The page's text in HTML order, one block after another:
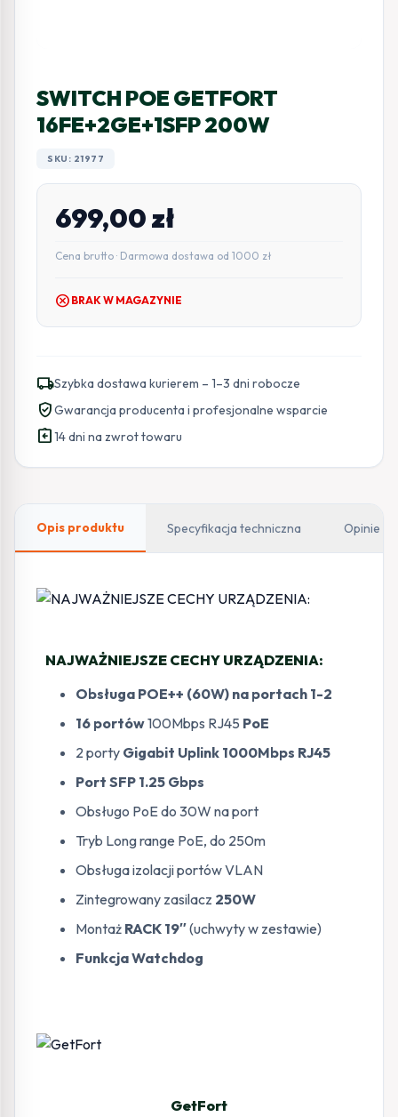
SWITCH POE GETFORT
16FE+2GE+1SFP 200W
SKU: 21977
699,00zł
Cena brutto · Darmowa dostawa od 1000 zł
cancel BRAK W MAGAZYNIE
local_shippingSzybka dostawa kurierem – 1–3 dni robocze
verified_userGwarancja producenta i profesjonalne wsparcie
assignment_return14 dni na zwrot towaru
Opis produktu Specyfikacja techniczna Opinie
NAJWAŻNIEJSZE CECHY URZĄDZENIA:
Obsługa POE++ (60W) na portach 1-2
16 portów100Mbps RJ45 PoE
2 porty Gigabit Uplink 1000Mbps RJ45
Port SFP 1.25 Gbps
Obsługo PoE do 30W na port
Tryb Long range PoE, do 250m
Obsługa izolacji portów VLAN
Zintegrowany zasilacz 250W
Montaż RACK 19″(uchwyty w zestawie)
Funkcja Watchdog
GetFort